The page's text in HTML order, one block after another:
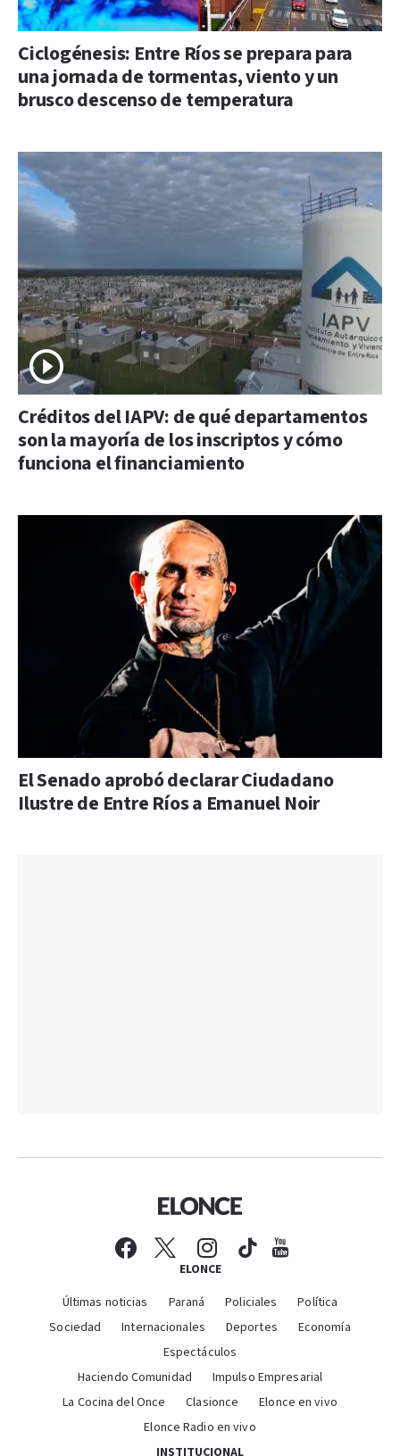
Ciclogénesis: Entre Ríos se prepara para
una jornada de tormentas, viento y un
brusco descenso de temperatura
Créditos del IAPV: de qué departamentos
son la mayoría de los inscriptos y cómo
funciona el financiamiento
El Senado aprobó declarar Ciudadano
Ilustre de Entre Ríos a Emanuel Noir
ELONCE
Últimas noticias Paraná Policiales
Política
Sociedad
Internacionales Deportes
Economía
Espectáculos
Haciendo Comunidad
Impulso Empresarial
La Cocina del Once
Clasionce
Elonce en vivo
Elonce Radio en vivo
INSTITUCIONAL